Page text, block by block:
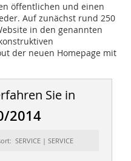
öffentlichen und einen
Auf zunächst rund 250
in den genannten
der neuen Homepage mit
Sie in
2014
SERVICE | SERVICE